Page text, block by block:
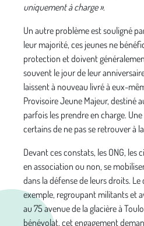
uniquement à charge ».
Un autre problème est souligné
leur majorité, ces jeunes ne
protection et doivent
souvent le jour de leur
laissent à nouveau livré à eux-
Provisoire Jeune Majeur, destiné
parfois les prendre en charge.
certains de ne pas se retrouver à
Devant ces constats, les ONG,
en association ou non, se
dans la défense de leurs droits.
exemple, regroupant militants et
au 75 avenue de la glacière à
bénévolat, cet engagement